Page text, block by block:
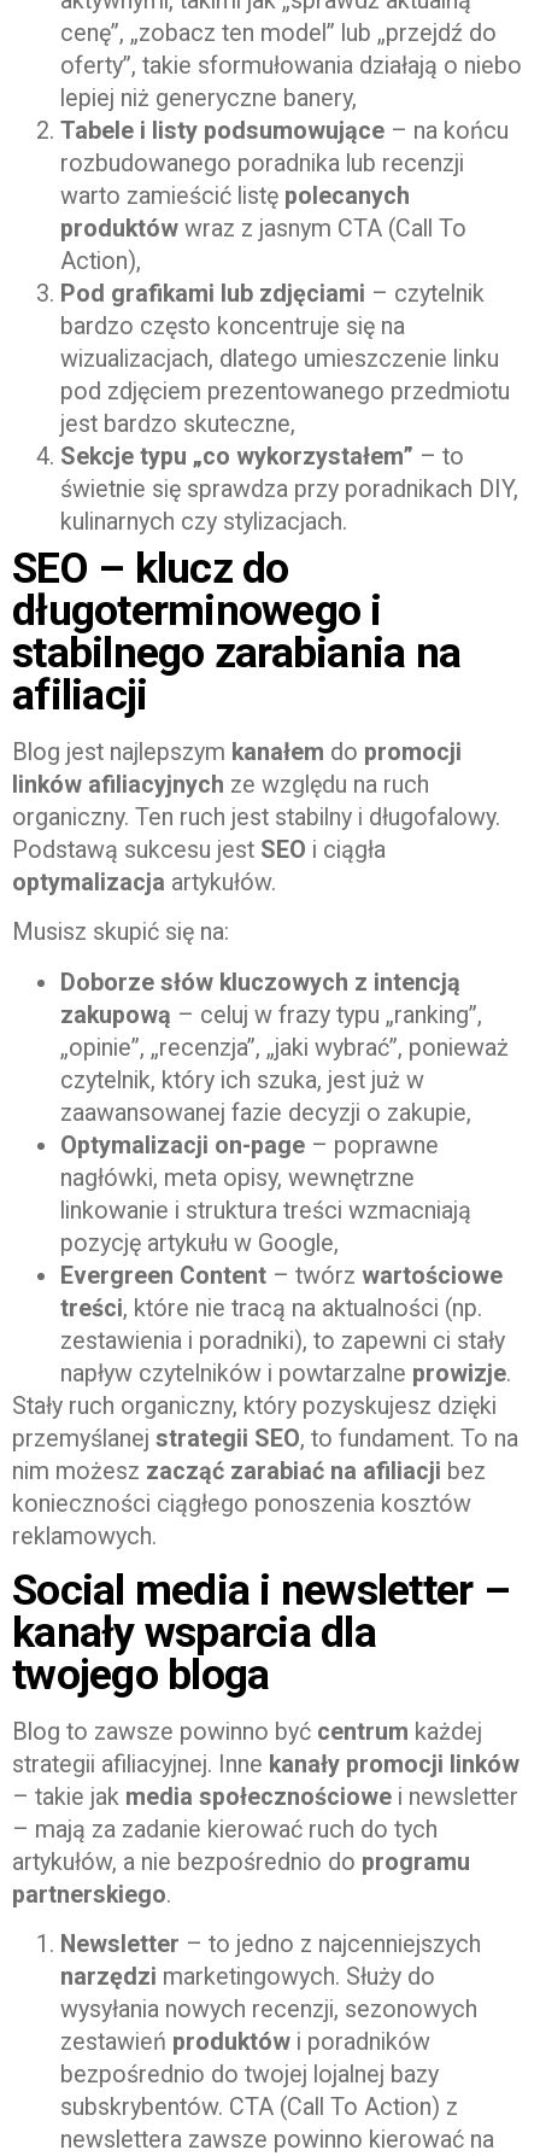
cenę”, „zobacz ten model” lub „przejdź do
oferty”, takie sformułowania działają o niebo
lepiej niż generyczne banery,
Tabele i listy podsumowujące – na końcu
rozbudowanego poradnika lub recenzji
warto zamieścić listę polecanych
produktów wraz z jasnym CTA (Call To
Action),
Pod grafikami lub zdjęciami – czytelnik
bardzo często koncentruje się na
wizualizacjach, dlatego umieszczenie linku
pod zdjęciem prezentowanego przedmiotu
jest bardzo skuteczne,
Sekcje typu „co wykorzystałem” – to
świetnie się sprawdza przy poradnikach DIY,
kulinarnych czy stylizacjach.
SEO – klucz do
długoterminowego i
stabilnego zarabiania na
afiliacji
Blog jest najlepszym kanałem do promocji
linków afiliacyjnych ze względu na ruch
organiczny. Ten ruch jest stabilny i długofalowy.
Podstawą sukcesu jest SEO i ciągła
optymalizacja artykułów.
Musisz skupić się na:
Doborze słów kluczowych z intencją
zakupową – celuj w frazy typu „ranking”,
„opinie”, „recenzja”, „jaki wybrać”, ponieważ
czytelnik, który ich szuka, jest już w
zaawansowanej fazie decyzji o zakupie,
Optymalizacji on-page – poprawne
nagłówki, meta opisy, wewnętrzne
linkowanie i struktura treści wzmacniają
pozycję artykułu w Google,
Evergreen Content – twórz wartościowe
treści, które nie tracą na aktualności (np.
zestawienia i poradniki), to zapewni ci stały
napływ czytelników i powtarzalne prowizje.
Stały ruch organiczny, który pozyskujesz dzięki
przemyślanej strategii SEO, to fundament. To na
nim możesz zacząć zarabiać na afiliacji bez
konieczności ciągłego ponoszenia kosztów
reklamowych.
Social media i newsletter –
kanały wsparcia dla
twojego bloga
Blog to zawsze powinno być centrum każdej
strategii afiliacyjnej. Inne kanały promocji linków
– takie jak media społecznościowe i newsletter
– mają za zadanie kierować ruch do tych
artykułów, a nie bezpośrednio do programu
partnerskiego.
Newsletter – to jedno z najcenniejszych
narzędzi marketingowych. Służy do
wysyłania nowych recenzji, sezonowych
zestawień produktów i poradników
bezpośrednio do twojej lojalnej bazy
subskrybentów. CTA (Call To Action) z
newslettera zawsze powinno kierować na